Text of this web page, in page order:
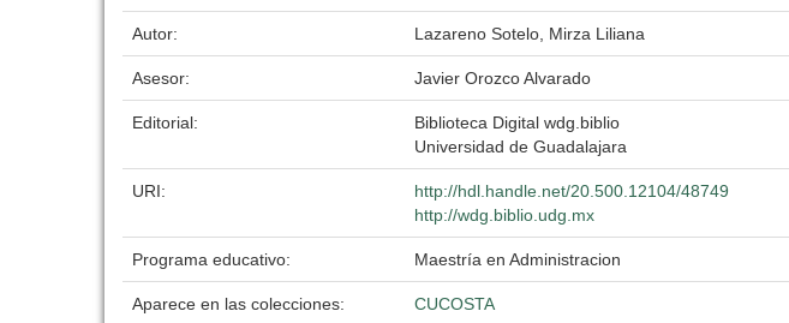
Autor: Lazareno Sotelo, Mirza Liliana
Asesor: Javier Orozco Alvarado
Editorial:
Biblioteca Digital wdg.biblio
Universidad de Guadalajara
URI:
http://hdl.handle.net/20.500.12104/48749
http://wdg.biblio.udg.mx
Programa educativo: Maestría en Administracion
Aparece en las colecciones: CUCOSTA